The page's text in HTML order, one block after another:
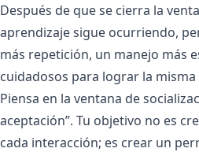
Después de que se cierra la
aprendizaje sigue ocurriendo,
más repetición, un manejo más
cuidadosos para lograr la
Piensa en la ventana de
aceptación”. Tu objetivo no es
cada interacción; es crear un